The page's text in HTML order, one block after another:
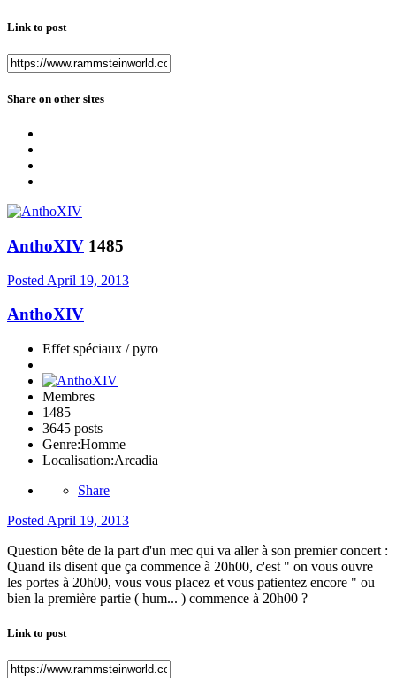
Link to post
Share on other sites
AnthoXIV 1485
Posted April 19, 2013
AnthoXIV
Effet spéciaux / pyro
Membres
1485
3645 posts
Genre:Homme
Localisation:Arcadia
Share
Posted April 19, 2013
Question bête de la part d'un mec qui va aller à son premier concert :
Quand ils disent que ça commence à 20h00, c'est " on vous ouvre
les portes à 20h00, vous vous placez et vous patientez encore " ou
bien la première partie ( hum... ) commence à 20h00 ?
Link to post